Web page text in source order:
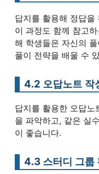
답지를 활용해 정답
이 과정도 함께 참고
해 학생들은 자신의
풀이 전략을 배울 수
4.2 오답노트 작
답지를 활용한 오답노
을 파악하고, 같은 실
이 좋습니다.
4.3 스터디 그룹